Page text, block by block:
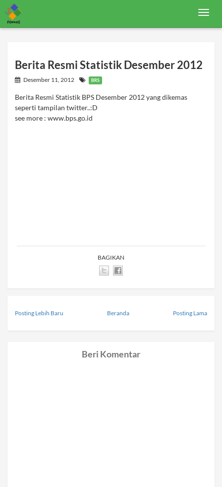
T
g
Berita Resmi Statistik Desember 2012
Desember 11, 2012 BRS
Berita Resmi Statistik BPS Desember 2012 yang dikemas
seperti tampilan twitter..:D
see more : www.bps.go.id
BAGIKAN
Posting Lebih Baru Posting Lama
Beranda
Beri Komentar